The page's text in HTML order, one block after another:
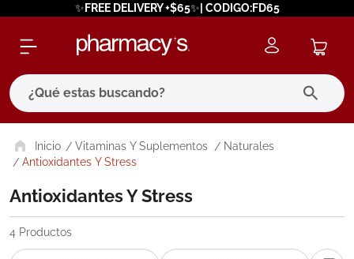
✨FREE DELIVERY +$65✨| CODIGO:FD65
¿Qué estas buscando?
Vitaminas Y Suplementos
Naturales
Antioxidantes Y Stress
Antioxidantes Y Stress
4 Productos
términos más buscados
2. protector solar
3. bioderma